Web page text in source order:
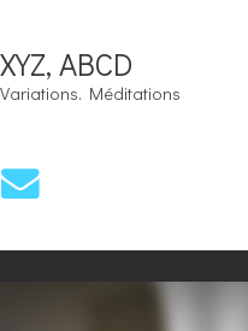
XYZ, ABCD
Variations. Méditations